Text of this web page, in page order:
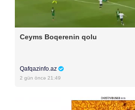
Ceyms Boqerenin qolu
Qafqazinfo.az
2 gün öncə 21:49